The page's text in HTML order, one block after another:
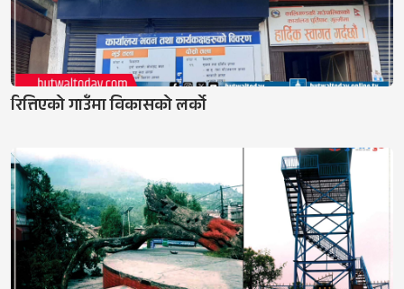
रित्तिएको गाउँमा विकासको लर्को